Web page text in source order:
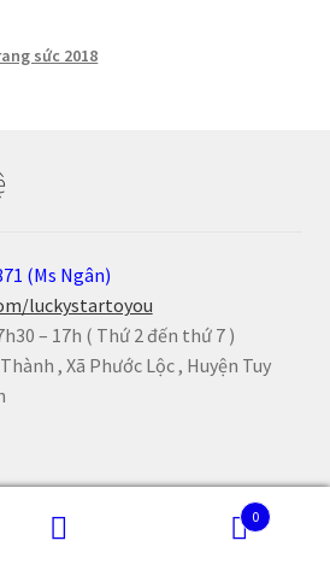
sức 2018
(Ms Ngân)
luckystartoyou
– 17h ( Thứ 2 đến thứ 7 )
, Xã Phước Lộc , Huyện Tuy
0